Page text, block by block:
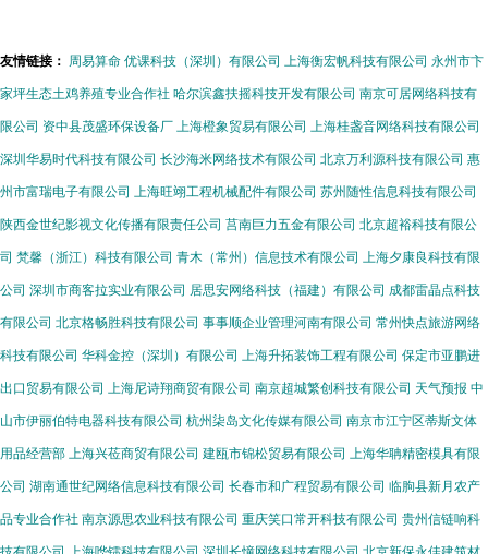
友情链接： 周易算命 优课科技（深圳）有限公司 上海衡宏帆科技有限公司 永州市卞
家坪生态土鸡养殖专业合作社 哈尔滨鑫扶摇科技开发有限公司 南京可居网络科技有
限公司 资中县茂盛环保设备厂 上海橙象贸易有限公司 上海桂盏音网络科技有限公司
深圳华易时代科技有限公司 长沙海米网络技术有限公司 北京万利源科技有限公司 惠
州市富瑞电子有限公司 上海旺翊工程机械配件有限公司 苏州随性信息科技有限公司
陕西金世纪影视文化传播有限责任公司 莒南巨力五金有限公司 北京超裕科技有限公
司 梵馨（浙江）科技有限公司 青木（常州）信息技术有限公司 上海夕康良科技有限
公司 深圳市商客拉实业有限公司 居思安网络科技（福建）有限公司 成都雷晶点科技
有限公司 北京格畅胜科技有限公司 事事顺企业管理河南有限公司 常州快点旅游网络
科技有限公司 华科金控（深圳）有限公司 上海升拓装饰工程有限公司 保定市亚鹏进
出口贸易有限公司 上海尼诗翔商贸有限公司 南京超城繁创科技有限公司 天气预报 中
山市伊丽伯特电器科技有限公司 杭州柒岛文化传媒有限公司 南京市江宁区蒂斯文体
用品经营部 上海兴莅商贸有限公司 建瓯市锦松贸易有限公司 上海华聃精密模具有限
公司 湖南通世纪网络信息科技有限公司 长春市和广程贸易有限公司 临朐县新月农产
品专业合作社 南京源思农业科技有限公司 重庆笑口常开科技有限公司 贵州信链响科